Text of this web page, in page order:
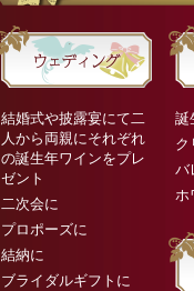
結婚式や披露宴にて二
人から両親にそれぞれ
の誕生年ワインをプレ
ゼント
二次会に
プロポーズに
結納に
ブライダルギフトに
誕
ク
バ
ホ